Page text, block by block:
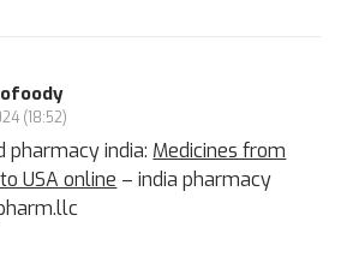
(18:52)
pharmacy india: Medicines from
USA online – india pharmacy